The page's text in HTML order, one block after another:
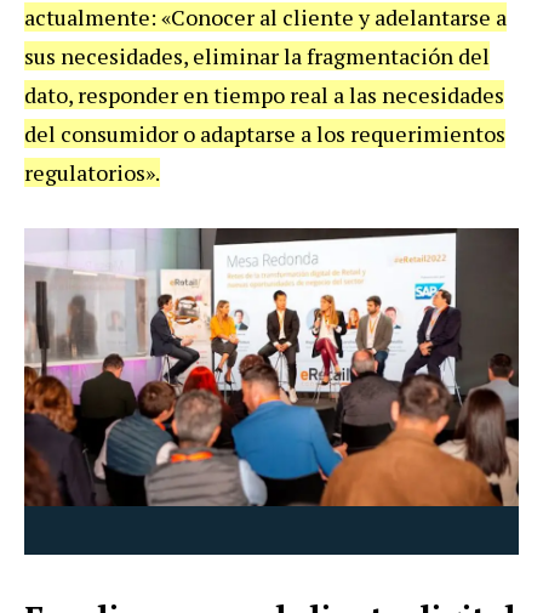
actualmente: «Conocer al cliente y adelantarse a
sus necesidades, eliminar la fragmentación del
dato, responder en tiempo real a las necesidades
del consumidor o adaptarse a los requerimientos
regulatorios».